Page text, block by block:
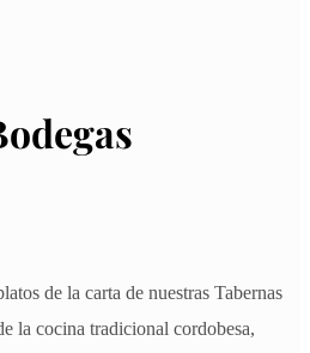
de la carta de nuestras Tabernas
la cocina tradicional cordobesa,